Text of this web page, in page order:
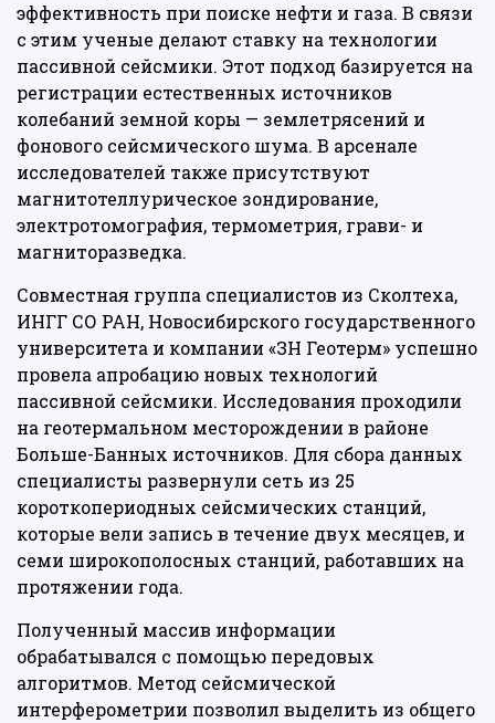
эффективность при поиске нефти и газа. В связи
с этим ученые делают ставку на технологии
пассивной сейсмики. Этот подход базируется на
регистрации естественных источников
колебаний земной коры — землетрясений и
фонового сейсмического шума. В арсенале
исследователей также присутствуют
магнитотеллурическое зондирование,
электротомография, термометрия, грави- и
магниторазведка.
Совместная группа специалистов из Сколтеха,
ИНГГ СО РАН, Новосибирского государственного
университета и компании «ЗН Геотерм» успешно
провела апробацию новых технологий
пассивной сейсмики. Исследования проходили
на геотермальном месторождении в районе
Больше-Банных источников. Для сбора данных
специалисты развернули сеть из 25
короткопериодных сейсмических станций,
которые вели запись в течение двух месяцев, и
семи широкополосных станций, работавших на
протяжении года.
Полученный массив информации
обрабатывался с помощью передовых
алгоритмов. Метод сейсмической
интерферометрии позволил выделить из общего